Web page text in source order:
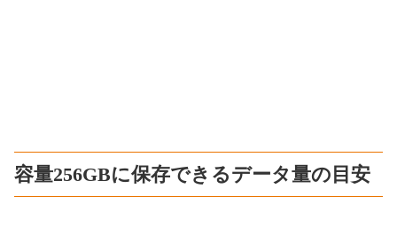
容量256GBに保存できるデータ量の目安